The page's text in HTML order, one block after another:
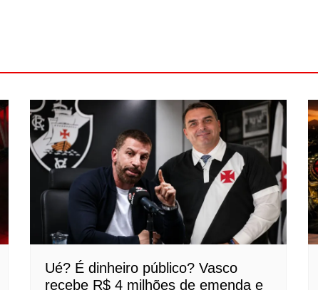
Ué? É dinheiro público? Vasco
recebe R$ 4 milhões de emenda e